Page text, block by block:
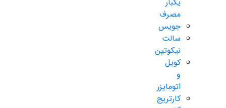
مصرف
جویس
سالت
نیکوتین
کویل
و
اتومایزر
کارتریج